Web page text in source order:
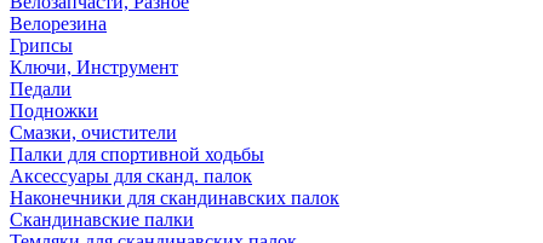
Велорезина
Грипсы
Ключи, Инструмент
Педали
Подножки
Смазки, очистители
Палки для спортивной ходьбы
Аксессуары для сканд. палок
Наконечники для скандинавских палок
Скандинавские палки